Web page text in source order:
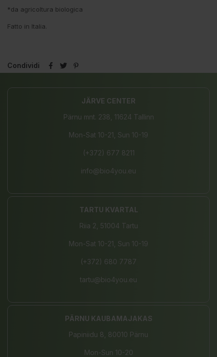
*da agricoltura biologica
Fatto in Italia.
Condividi
JÄRVE CENTER
Pärnu mnt. 238, 11624 Tallinn
Mon-Sat 10-21, Sun 10-19
(+372) 677 8211
info@bio4you.eu
TARTU KVARTAL
Riia 2, 51004 Tartu
Mon-Sat 10-21, Sun 10-19
(+372) 680 7787
tartu@bio4you.eu
PÄRNU KAUBAMAJAKAS
Papiniidu 8, 80010 Pärnu
Mon-Sun 10-20